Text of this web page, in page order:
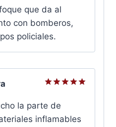
con
5
que da al
con bomberos,
policiales.
con
5
la parte de
inflamables